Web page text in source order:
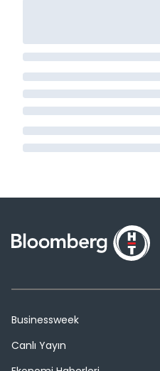
Businessweek
Canlı Yayın